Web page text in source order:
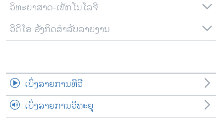
ພາສາຕ່າງໆ
ວິທະຍາສາດ-ເທັກໂນໂລຈີ
ວີດີໂອ ອັງກິດສຳລັບລາຍງານ
ເບິ່ງລາຍການທີວີ
ເບິ່ງລາຍການວິທະຍຸ